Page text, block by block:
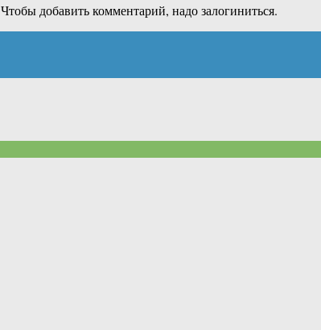
Чтобы добавить комментарий, надо залогиниться.